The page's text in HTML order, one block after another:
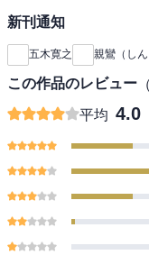
新刊通知
五木寛之 親鸞（し
この作品のレビュー （
平均 4.0